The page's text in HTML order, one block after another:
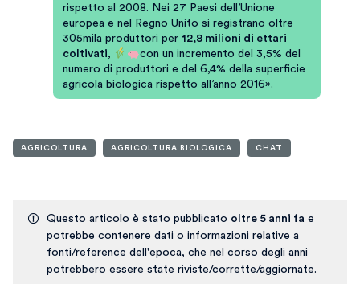
rispetto al 2008. Nei 27 Paesi dell’Unione
europea e nel Regno Unito si registrano oltre
305mila produttori per 12,8 milioni di ettari
coltivati,
con un incremento del 3,5% del
numero di produttori e del 6,4% della superficie
agricola biologica rispetto all’anno 2016».
AGRICOLTURA AGRICOLTURA BIOLOGICA CHAT
Questo articolo è stato pubblicato oltre 5 anni fa e
potrebbe contenere dati o informazioni relative a
fonti/reference dell'epoca, che nel corso degli anni
potrebbero essere state riviste/corrette/aggiornate.